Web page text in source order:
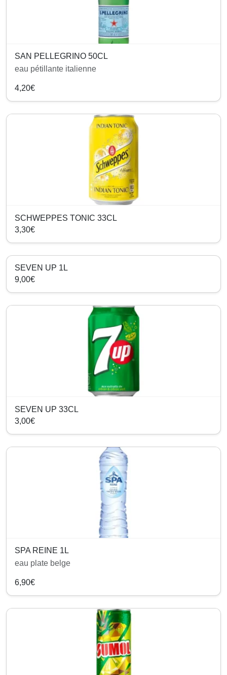
SAN PELLEGRINO 50CL
eau pétillante italienne
4,20€
SCHWEPPES TONIC 33CL
3,30€
SEVEN UP 1L
9,00€
SEVEN UP 33CL
3,00€
SPA REINE 1L
eau plate belge
6,90€